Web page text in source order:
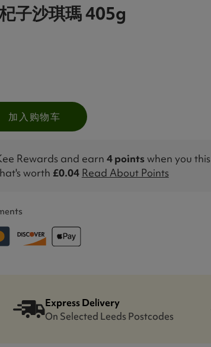
子沙琪瑪 405g
加入购物车
Rewards and earn 4 pointswhen you this
worth £0.04 Read About Points
Express Delivery
On Selected Leeds Postcodes